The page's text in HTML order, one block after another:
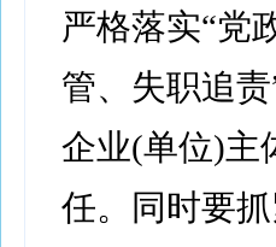
严格落实“党
管、失职追
企业(单位)主
任。同时要